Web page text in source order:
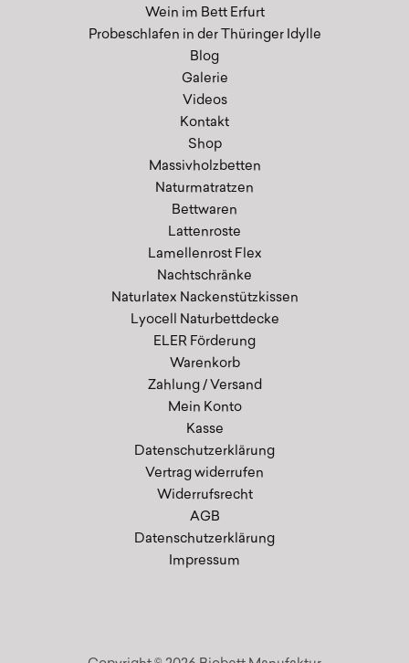
Wein im Bett Erfurt
Probeschlafen in der Thüringer Idylle
Blog
Galerie
Videos
Kontakt
Shop
Massivholzbetten
Naturmatratzen
Bettwaren
Lattenroste
Lamellenrost Flex
Nachtschränke
Naturlatex Nackenstützkissen
Lyocell Naturbettdecke
ELER Förderung
Warenkorb
Zahlung / Versand
Mein Konto
Kasse
Datenschutzerklärung
Vertrag widerrufen
Widerrufsrecht
AGB
Datenschutzerklärung
Impressum